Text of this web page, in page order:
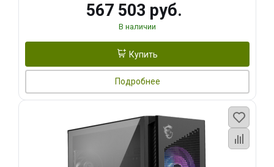
567 503 руб.
В наличии
Купить
Подробнее